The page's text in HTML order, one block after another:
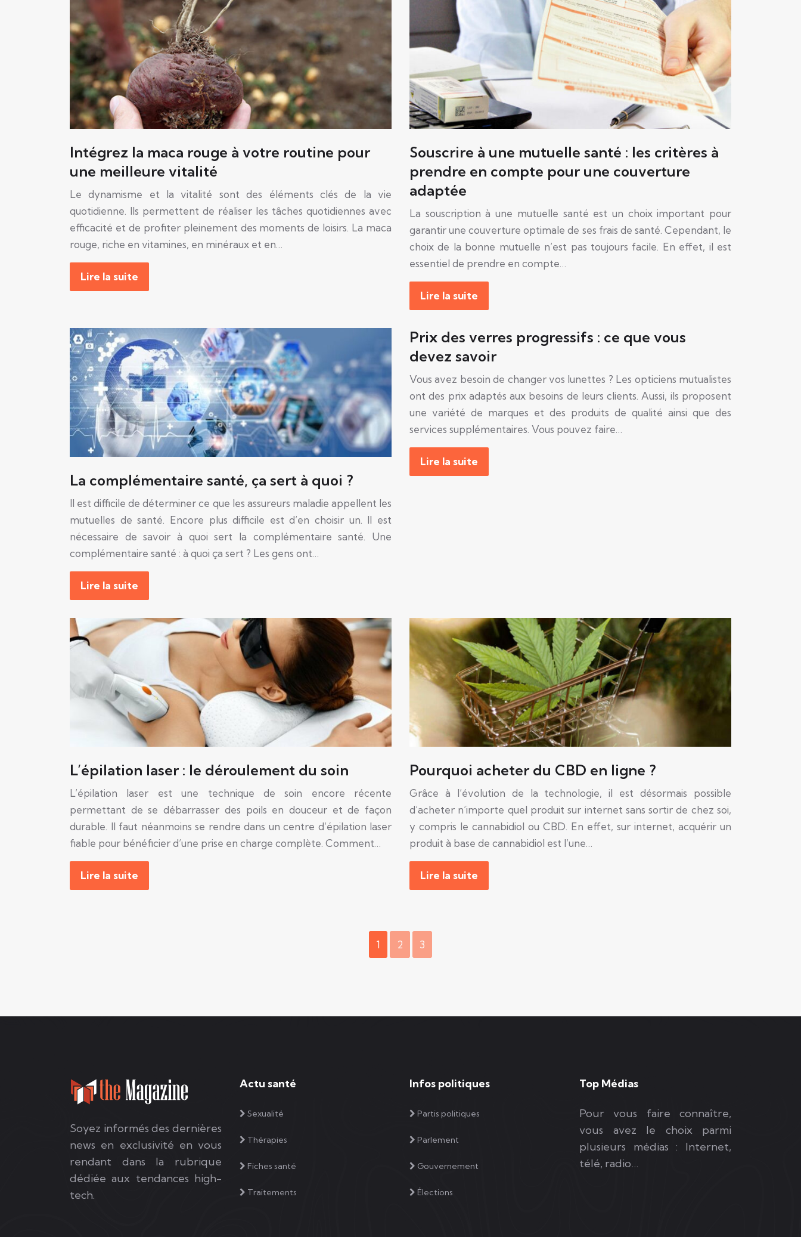
Intégrez la maca rouge à votre routine pour
une meilleure vitalité
Le dynamisme et la vitalité sont des éléments clés de la vie
quotidienne. Ils permettent de réaliser les tâches quotidiennes avec
efficacité et de profiter pleinement des moments de loisirs. La maca
rouge, riche en vitamines, en minéraux et en…
Lire la suite
Souscrire à une mutuelle santé : les critères à
prendre en compte pour une couverture
adaptée
La souscription à une mutuelle santé est un choix important pour
garantir une couverture optimale de ses frais de santé. Cependant, le
choix de la bonne mutuelle n’est pas toujours facile. En effet, il est
essentiel de prendre en compte…
Lire la suite
La complémentaire santé, ça sert à quoi ?
Il est difficile de déterminer ce que les assureurs maladie appellent les
mutuelles de santé. Encore plus difficile est d’en choisir un. Il est
nécessaire de savoir à quoi sert la complémentaire santé. Une
complémentaire santé : à quoi ça sert ? Les gens ont…
Lire la suite
Prix des verres progressifs : ce que vous
devez savoir
Vous avez besoin de changer vos lunettes ? Les opticiens mutualistes
ont des prix adaptés aux besoins de leurs clients. Aussi, ils proposent
une variété de marques et des produits de qualité ainsi que des
services supplémentaires. Vous pouvez faire…
Lire la suite
L’épilation laser : le déroulement du soin
L’épilation laser est une technique de soin encore récente
permettant de se débarrasser des poils en douceur et de façon
durable. Il faut néanmoins se rendre dans un centre d’épilation laser
fiable pour bénéficier d’une prise en charge complète. Comment…
Lire la suite
Pourquoi acheter du CBD en ligne ?
Grâce à l’évolution de la technologie, il est désormais possible
d’acheter n’importe quel produit sur internet sans sortir de chez soi,
y compris le cannabidiol ou CBD. En effet, sur internet, acquérir un
produit à base de cannabidiol est l’une…
Lire la suite
1 2 3
Soyez informés des dernières
news en exclusivité en vous
rendant dans la rubrique
dédiée aux tendances high-
tech.
Actu santé
Sexualité
Thérapies
Fiches santé
Traitements
Infos politiques
Partis politiques
Parlement
Gouvernement
Élections
Top Médias
Pour vous faire connaître,
vous avez le choix parmi
plusieurs médias : Internet,
télé, radio…